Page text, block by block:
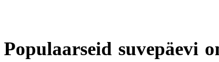
Populaarseid suvepäevi